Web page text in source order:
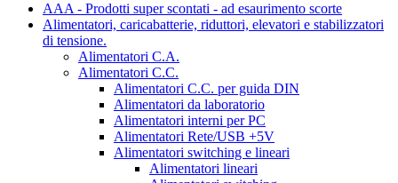
AAA - Prodotti super scontati - ad esaurimento scorte
Alimentatori, caricabatterie, riduttori, elevatori e stabilizzatori
di tensione.
Alimentatori C.A.
Alimentatori C.C.
Alimentatori C.C. per guida DIN
Alimentatori da laboratorio
Alimentatori interni per PC
Alimentatori Rete/USB +5V
Alimentatori switching e lineari
Alimentatori lineari